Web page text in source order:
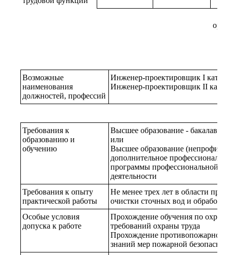
Возможные
наименования
должностей, профессий
Инженер-проектировщик I
Инженер-проектировщик II
Требования к
образованию и
обучению
Высшее образование -
или
Высшее образование
дополнительное
программы профессиональной
деятельности
Требования к опыту
практической работы
Не менее трех лет в области
очистки сточных вод и
Особые условия
допуска к работе
Прохождение обучения по
требований охраны труда
Прохождение
знаний мер пожарной